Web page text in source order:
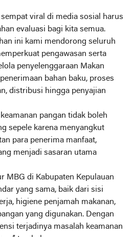
sempat viral di media sosial harus
evaluasi bagi kita semua.
ini kami mendorong seluruh
pengawasan serta
penyelenggaraan Makan
bahan baku, proses
distribusi hingga penyajian
pangan tidak boleh
sepele karena menyangkut
para penerima manfaat,
menjadi sasaran utama
MBG di Kabupaten Kepulauan
yang sama, baik dari sisi
higiene penjamah makanan,
yang digunakan. Dengan
terjadinya masalah keamanan